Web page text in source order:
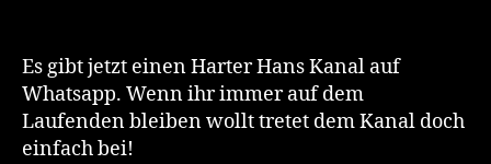
Es gibt jetzt einen Harter Hans Kanal auf
Whatsapp. Wenn ihr immer auf dem
Laufenden bleiben wollt tretet dem Kanal doch
einfach bei!